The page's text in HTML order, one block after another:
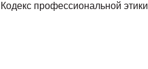
Кодекс профессиональной этики